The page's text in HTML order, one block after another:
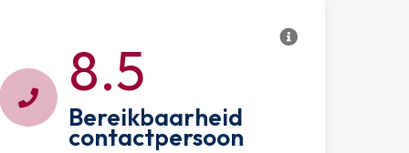
8.5
Bereikbaarheid
contactpersoon